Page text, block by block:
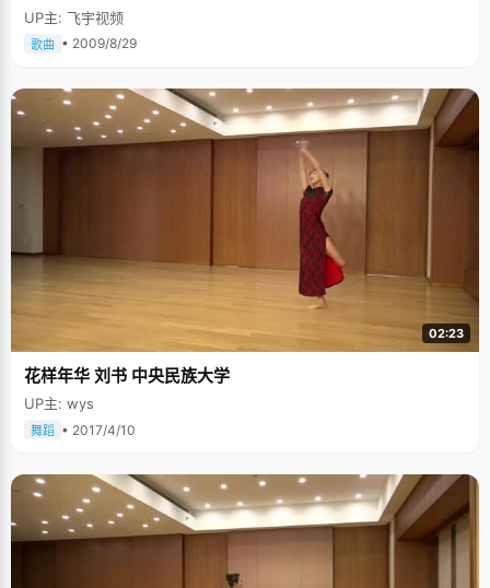
UP主: 飞宇视频
歌曲 • 2009/8/29
02:23
花样年华 刘书 中央民族大学
UP主: wys
舞蹈 • 2017/4/10